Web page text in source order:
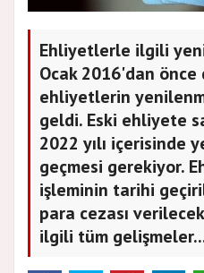
Ehliyetlerle ilgili
Ocak 2016'dan
ehliyetlerin
geldi. Eski ehliyete
2022 yılı içerisinde
geçmesi gerekiyor.
işleminin tarihi
para cezası
ilgili tüm